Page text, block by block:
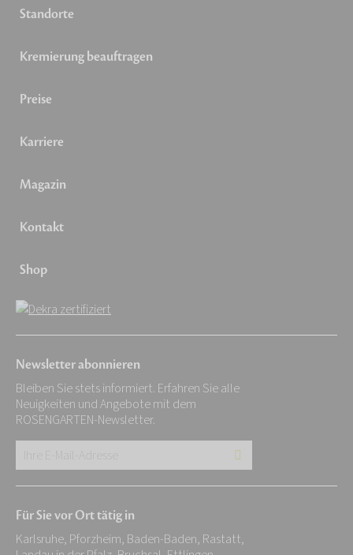
Standorte
Kremierung beauftragen
Preise
Karriere
Magazin
Kontakt
Shop
Newsletter abonnieren
Bleiben Sie stets informiert. Erfahren Sie alle
Neuigkeiten und Angebote mit dem
ROSENGARTEN-Newsletter.
Adresse:
*
Für Sie vor Ort tätig in
Karlsruhe, Pforzheim, Baden-Baden, Rastatt,